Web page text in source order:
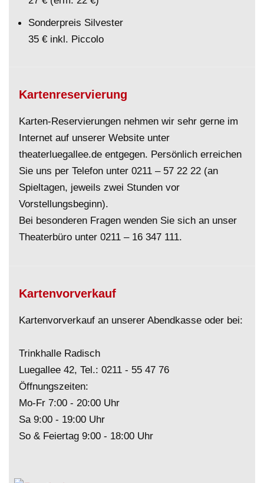
Sonderpreis Silvester
35 € inkl. Piccolo
Kartenreservierung
Karten-Reservierungen nehmen wir sehr gerne im
Internet auf unserer Website unter
theaterluegallee.de entgegen. Persönlich erreichen
Sie uns per Telefon unter0211 – 57 22 22 (an
Spieltagen, jeweils zwei Stunden vor
Vorstellungsbeginn).
Bei besonderen Fragen wenden Sie sich an unser
Theaterbüro unter0211 – 16 347 111.
Kartenvorverkauf
Kartenvorverkauf an unserer Abendkasse oder bei:
Trinkhalle Radisch
Luegallee 42, Tel.:0211 - 55 47 76
Öffnungszeiten:
Mo-Fr 7:00 - 20:00 Uhr
Sa 9:00 - 19:00 Uhr
So & Feiertag 9:00 - 18:00 Uhr